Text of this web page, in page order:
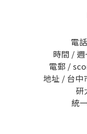
電
時間 /
電郵 /
地址 / 台中
研
統